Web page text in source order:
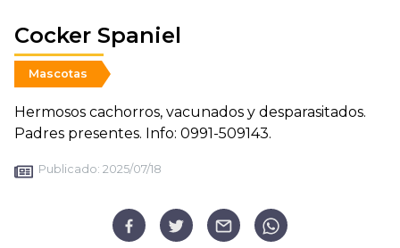
Cocker Spaniel
Mascotas
Hermosos cachorros, vacunados y desparasitados.
Padres presentes. Info: 0991-509143.
Publicado: 2025/07/18